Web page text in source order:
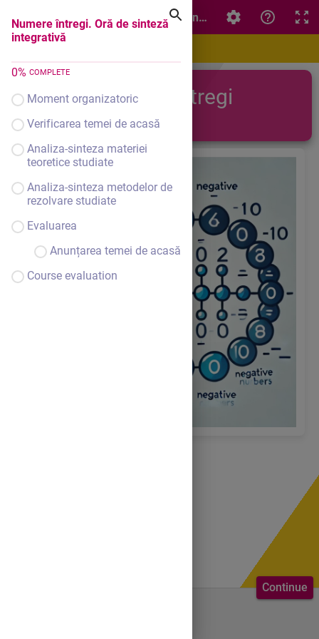
Numere întregi. Oră de sinteză
integrativă
0% COMPLETE
Moment organizatoric
Verificarea temei de acasă
Analiza-sinteza materiei
teoretice studiate
Analiza-sinteza metodelor de
rezolvare studiate
Evaluarea
Anunțarea temei de acasă
Course evaluation
Continue
Numere întregi. Oră de sinteză integrativă
Numere întregi